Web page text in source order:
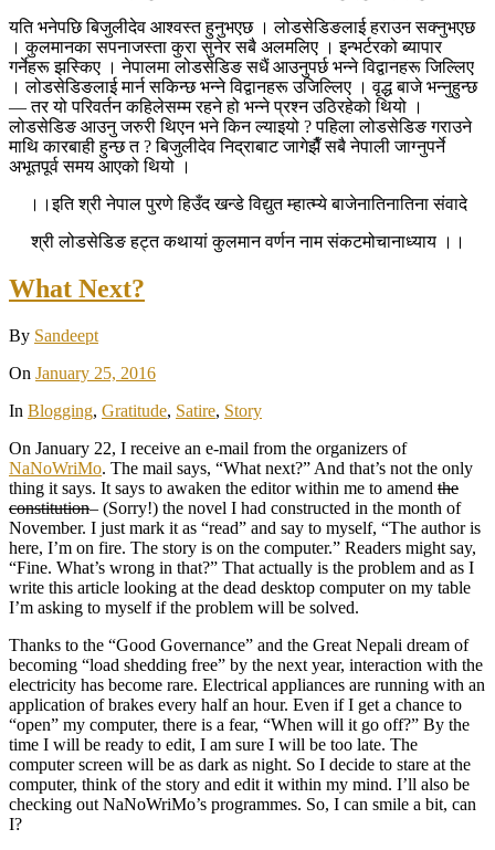
यति भनेपछि बिजुलीदेव आश्वस्त हुनुभएछ । लोडसेडिङलाई हराउन सक्नुभएछ
। कुलमानका सपनाजस्ता कुरा सुनेर सबै अलमलिए । इन्भर्टरको ब्यापार
गर्नेहरू झस्किए । नेपालमा लोडसेडिङ सधैं आउनुपर्छ भन्ने विद्वानहरू जिल्लिए
। लोडसेडिङलाई मार्न सकिन्छ भन्ने विद्वानहरू उजिल्लिए । वृद्ध बाजे भन्नुहुन्छ
— तर यो परिवर्तन कहिलेसम्म रहने हो भन्ने प्रश्न उठिरहेको थियो ।
लोडसेडिङ आउनु जरुरी थिएन भने किन ल्याइयो ? पहिला लोडसेडिङ गराउने
माथि कारबाही हुन्छ त ? बिजुलीदेव निद्राबाट जागेझैँ सबै नेपाली जाग्नुपर्ने
अभूतपूर्व समय आएको थियो ।
।।इति श्री नेपाल पुरणे हिउँद खन्डे विद्युत म्हात्म्ये बाजेनातिनातिना संवादे
श्री लोडसेडिङ हट्त कथायां कुलमान वर्णन नाम संकटमोचानाध्याय ।।
What Next?
By Sandeept
On January 25, 2016
In Blogging, Gratitude, Satire, Story
On January 22, I receive an e-mail from the organizers of
NaNoWriMo. The mail says, “What next?” And that’s not the only
thing it says. It says to awaken the editor within me to amend the
constitution– (Sorry!) the novel I had constructed in the month of
November. I just mark it as “read” and say to myself, “The author is
here, I’m on fire. The story is on the computer.” Readers might say,
“Fine. What’s wrong in that?” That actually is the problem and as I
write this article looking at the dead desktop computer on my table
I’m asking to myself if the problem will be solved.
Thanks to the “Good Governance” and the Great Nepali dream of
becoming “load shedding free” by the next year, interaction with the
electricity has become rare. Electrical appliances are running with an
application of brakes every half an hour. Even if I get a chance to
“open” my computer, there is a fear, “When will it go off?” By the
time I will be ready to edit, I am sure I will be too late. The
computer screen will be as dark as night. So I decide to stare at the
computer, think of the story and edit it within my mind. I’ll also be
checking out NaNoWriMo’s programmes. So, I can smile a bit, can
I?